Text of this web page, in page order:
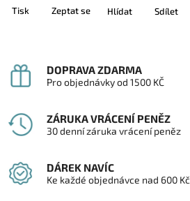
Tisk Zeptat se Hlídat Sdílet
DOPRAVA ZDARMA
Pro objednávky od 1500 KČ
ZÁRUKA VRÁCENÍ PENĚZ
30 denní záruka vrácení peněz
DÁREK NAVÍC
Ke každé objednávce nad 600 Kč